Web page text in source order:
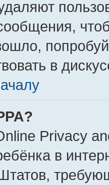
в
Privacy
в